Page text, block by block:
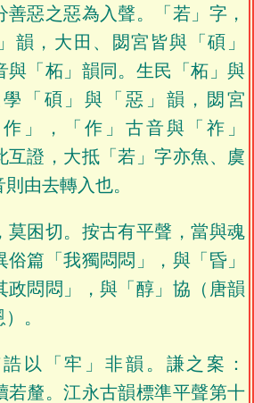
善惡之惡為入聲。「若」字，
韻，大田、閟宮皆與「碩」
與「柘」韻同。生民「柘」與
學「碩」與「惡」韻，閟宮
作」，「作」古音與「祚」
互證，大抵「若」字亦魚、虞
由去轉入也。
莫困切。按古有平聲，當與魂
篇「我獨悶悶」，與「昏」
政悶悶」，與「醇」協（唐韻
。
以「牢」非韻。謙之案：
若釐。江永古韻標準平聲第十